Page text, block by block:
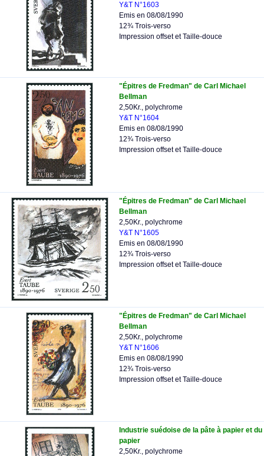
Y&T N°1603
Emis en 08/08/1990
12¾ Trois-verso
Impression offset et Taille-douce
"Épitres de Fredman" de Carl Michael
Bellman
2,50Kr., polychrome
Y&T N°1604
Emis en 08/08/1990
12¾ Trois-verso
Impression offset et Taille-douce
"Épitres de Fredman" de Carl Michael
Bellman
2,50Kr., polychrome
Y&T N°1605
Emis en 08/08/1990
12¾ Trois-verso
Impression offset et Taille-douce
"Épitres de Fredman" de Carl Michael
Bellman
2,50Kr., polychrome
Y&T N°1606
Emis en 08/08/1990
12¾ Trois-verso
Impression offset et Taille-douce
Industrie suédoise de la pâte à papier et du
papier
2,50Kr., polychrome